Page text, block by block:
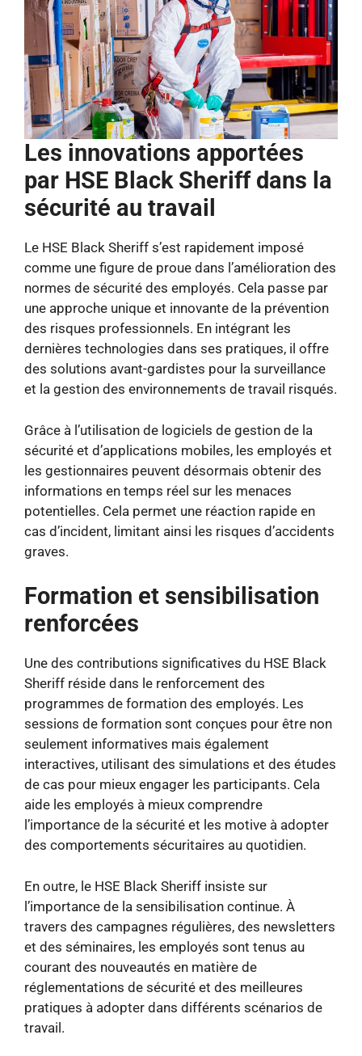
Les innovations apportées
par HSE Black Sheriff dans la
sécurité au travail
Le HSE Black Sheriff s’est rapidement imposé
comme une figure de proue dans l’amélioration des
normes de sécurité des employés. Cela passe par
une approche unique et innovante de la prévention
des risques professionnels. En intégrant les
dernières technologies dans ses pratiques, il offre
des solutions avant-gardistes pour la surveillance
et la gestion des environnements de travail risqués.
Grâce à l’utilisation de logiciels de gestion de la
sécurité et d’applications mobiles, les employés et
les gestionnaires peuvent désormais obtenir des
informations en temps réel sur les menaces
potentielles. Cela permet une réaction rapide en
cas d’incident, limitant ainsi les risques d’accidents
graves.
Formation et sensibilisation
renforcées
Une des contributions significatives du HSE Black
Sheriff réside dans le renforcement des
programmes de formation des employés. Les
sessions de formation sont conçues pour être non
seulement informatives mais également
interactives, utilisant des simulations et des études
de cas pour mieux engager les participants. Cela
aide les employés à mieux comprendre
l’importance de la sécurité et les motive à adopter
des comportements sécuritaires au quotidien.
En outre, le HSE Black Sheriff insiste sur
l’importance de la sensibilisation continue. À
travers des campagnes régulières, des newsletters
et des séminaires, les employés sont tenus au
courant des nouveautés en matière de
réglementations de sécurité et des meilleures
pratiques à adopter dans différents scénarios de
travail.